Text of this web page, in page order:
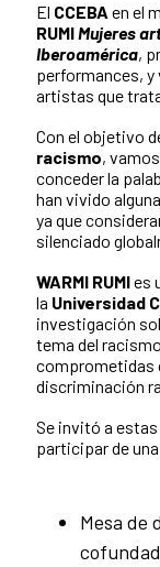
El CCEBA en el
RUMIMujeres
Iberoamérica,
performances,
artistas que
Con el objetivo
racismo,
conceder la
han vivido
ya que
silenciado
WARMI RUMIes
la Universidad
investigación
tema del
comprometidas
discriminación
Se invitó a
participar de
Mesa de